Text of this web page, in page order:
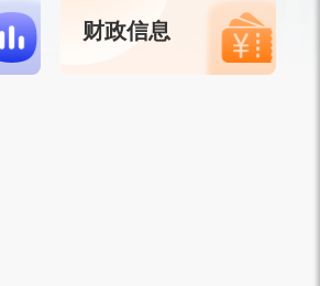
财政信息